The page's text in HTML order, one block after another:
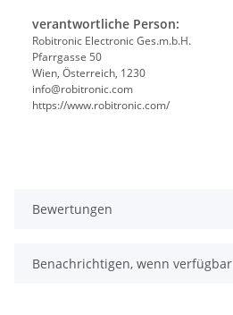
verantwortliche Person:
Robitronic Electronic Ges.m.b.H.
Pfarrgasse 50
Wien, Österreich, 1230
info@robitronic.com
https://www.robitronic.com/
Bewertungen
Benachrichtigen, wenn verfügbar